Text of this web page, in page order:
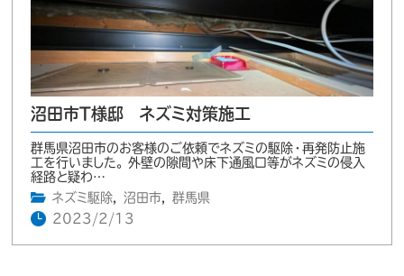
沼田市T様邸 ネズミ対策施工
群馬県沼田市のお客様のご依頼でネズミの駆除・再発防止施
工を行いました。 外壁の隙間や床下通風口等がネズミの侵入
経路と疑わ…
ネズミ駆除, 沼田市,
群馬県
2023/2/13